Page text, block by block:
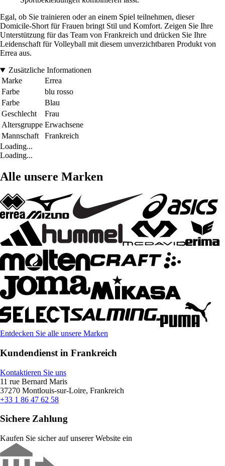
Egal, ob Sie trainieren oder an einem Spiel teilnehmen, dieser
Domicile-Short für Frauen bringt Stil und Komfort. Zeigen Sie Ihre
Unterstützung für das Team von Frankreich und drücken Sie Ihre
Leidenschaft für Volleyball mit diesem unverzichtbaren Produkt von
Errea aus.
Zusätzliche Informationen
Marke
Errea
Farbe
blu rosso
Farbe
Blau
Geschlecht
Frau
Altersgruppe Erwachsene
Mannschaft
Frankreich
Loading...
Loading...
Alle unsere Marken
Entdecken Sie alle unsere Marken
Kundendienst in Frankreich
Kontaktieren Sie uns
11 rue Bernard Maris
37270 Montlouis-sur-Loire, Frankreich
+33 1 86 47 62 58
Sichere Zahlung
Kaufen Sie sicher auf unserer Website ein